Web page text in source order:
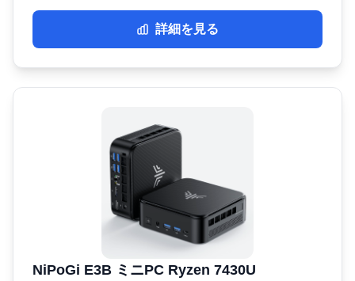
詳細を見る
NiPoGi E3B ミニPC Ryzen 7430U